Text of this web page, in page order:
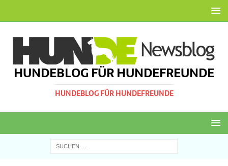
HUNDEBLOG FÜR HUNDEFREUNDE
HUNDEBLOG FÜR HUNDEFREUNDE